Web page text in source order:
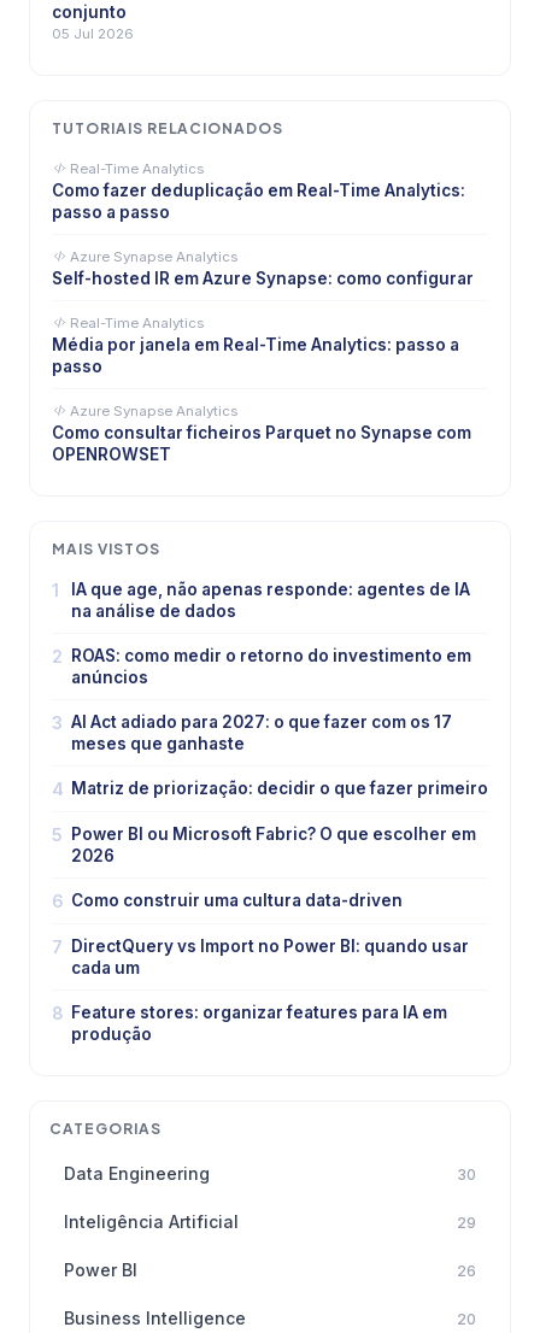
conjunto
05 Jul 2026
TUTORIAIS RELACIONADOS
Real-Time Analytics
Como fazer deduplicação em Real-Time Analytics:
passo a passo
Azure Synapse Analytics
Self-hosted IR em Azure Synapse: como configurar
Real-Time Analytics
Média por janela em Real-Time Analytics: passo a
passo
Azure Synapse Analytics
Como consultar ficheiros Parquet no Synapse com
OPENROWSET
MAIS VISTOS
1
IA que age, não apenas responde: agentes de IA
na análise de dados
2
ROAS: como medir o retorno do investimento em
anúncios
3 AI Act adiado para 2027: o que fazer com os 17
meses que ganhaste
4 Matriz de priorização: decidir o que fazer primeiro
5
Power BI ou Microsoft Fabric? O que escolher em
2026
6 Como construir uma cultura data-driven
7
DirectQuery vs Import no Power BI: quando usar
cada um
8 Feature stores: organizar features para IA em
produção
CATEGORIAS
Data Engineering 30
Inteligência Artificial 29
Power BI 26
Business Intelligence 20